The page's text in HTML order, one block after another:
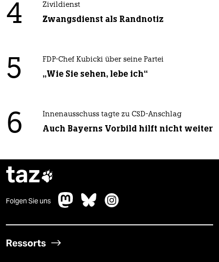
4 Zivildienst
Zwangsdienst als Randnotiz
5 FDP-Chef Kubicki über seine Partei
„Wie Sie sehen, lebe ich“
6 Innenausschuss tagte zu CSD-Anschlag
Auch Bayerns Vorbild hilft nicht weiter
taz
Folgen Sie uns
Ressorts